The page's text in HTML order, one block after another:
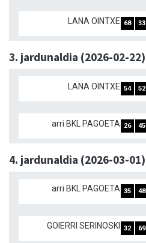
LANA OINTXE 68 33
3. jardunaldia (2026-02-22)
LANA OINTXE 54 52
arri BKL PAGOETA 26 45
4. jardunaldia (2026-03-01)
arri BKL PAGOETA 35 48
GOIERRI SERINOSKI 32 69